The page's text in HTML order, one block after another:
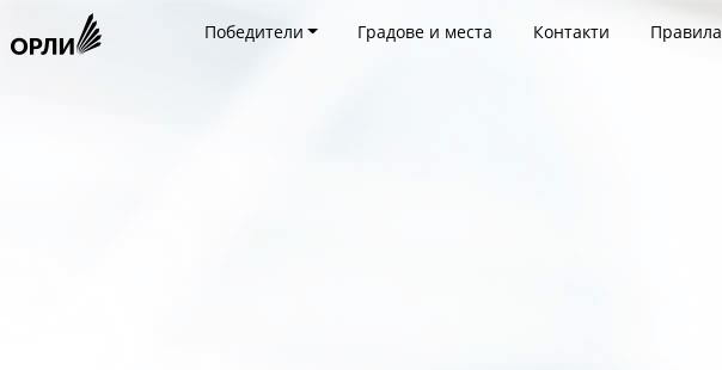
Победители Градове и места Контакти Правила